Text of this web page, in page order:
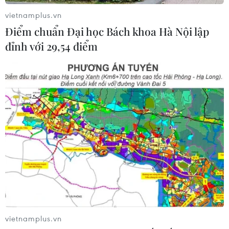
Gỡ khó khăn triển khai dự án trọng
điểm quốc gia hồ Ka Pét
07/08/2026 11:24
Indonesia nỗ lực khống chế cháy
rừng tại Vườn Quốc gia Núi Bromo
07/08/2026 10:56
Xem thêm
vietnamplus.vn
Điểm chuẩn Đại học Bách khoa Hà Nội lập
đỉnh với 29,54 điểm
vietnamplus.vn